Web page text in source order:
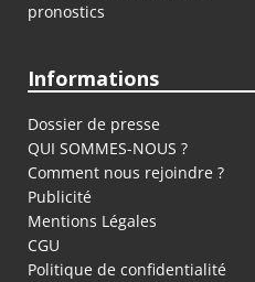
pronostics
Informations
Dossier de presse
QUI SOMMES-NOUS ?
Comment nous rejoindre ?
Publicité
Mentions Légales
CGU
Politique de confidentialité